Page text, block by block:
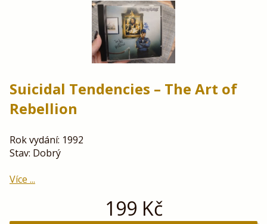
Suicidal Tendencies – The Art of
Rebellion
Rok vydání: 1992
Stav: Dobrý
Více ...
199 Kč